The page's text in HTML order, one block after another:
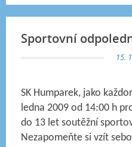
Sportovní
15.
SK Humparek, jako
ledna 2009 od 14:00 h
do 13 let soutěžní
Nezapomeňte si vzít